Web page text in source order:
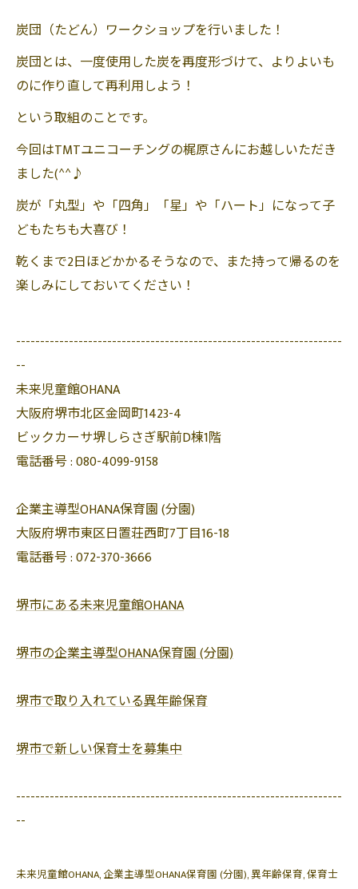
炭団（たどん）ワークショップを行いました！
炭団とは、一度使用した炭を再度形づけて、よりよいも
のに作り直して再利用しよう！
という取組のことです。
今回はTMTユニコーチングの梶原さんにお越しいただき
ました(^^♪
炭が「丸型」や「四角」「星」や「ハート」になって子
どもたちも大喜び！
乾くまで2日ほどかかるそうなので、また持って帰るのを
楽しみにしておいてください！
--------------------------------------------------------------------
--
未来児童館OHANA
大阪府堺市北区金岡町1423-4
ビックカーサ堺しらさぎ駅前D棟1階
電話番号 :080-4099-9158
企業主導型OHANA保育園 (分園)
大阪府堺市東区日置荘西町7丁目16-18
電話番号 :072-370-3666
堺市にある未来児童館OHANA
堺市の企業主導型OHANA保育園 (分園)
堺市で取り入れている異年齢保育
堺市で新しい保育士を募集中
--------------------------------------------------------------------
--
未来児童館OHANA 企業主導型OHANA保育園 (分園) 異年齢保育 保育士